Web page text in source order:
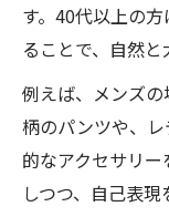
40代向
メンズ
ーデ
最新の
法
す。40代以上の
ることで、自然と
例えば、メンズ
柄のパンツや、
的なアクセサリ
しつつ、自己表